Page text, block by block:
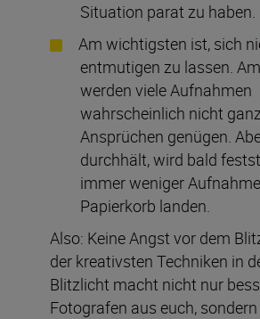
Situation parat zu haben.
Am wichtigsten ist, sich
entmutigen zu lassen.
werden viele Aufnahmen
wahrscheinlich nicht
Ansprüchen genügen.
durchhält, wird bald
immer weniger
Papierkorb landen.
Also: Keine Angst vor dem
der kreativsten Techniken in
Blitzlicht macht nicht nur
Fotografen aus euch,